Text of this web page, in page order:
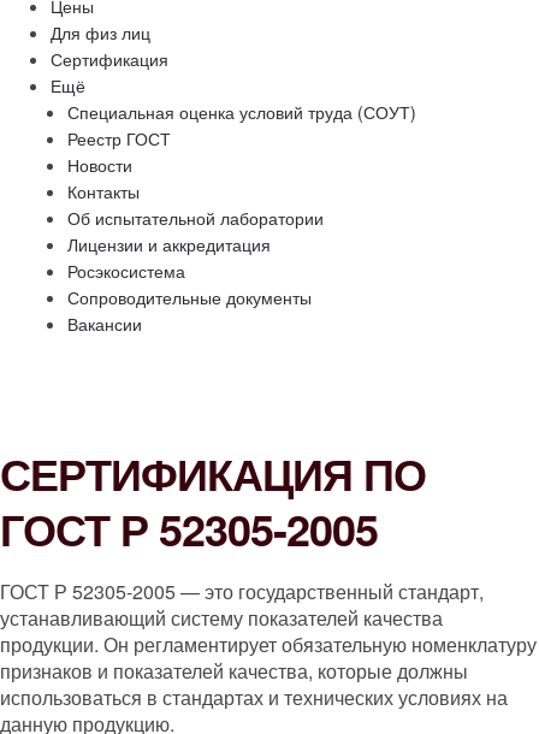
Цены
Для физ лиц
Сертификация
Ещё
Специальная оценка условий труда (СОУТ)
Реестр ГОСТ
Новости
Контакты
Об испытательной лаборатории
Лицензии и аккредитация
Росэкосистема
Сопроводительные документы
Вакансии
СЕРТИФИКАЦИЯ ПО
ГОСТ Р 52305-2005
ГОСТ Р 52305-2005 — это государственный стандарт,
устанавливающий систему показателей качества
продукции. Он регламентирует обязательную номенклатуру
признаков и показателей качества, которые должны
использоваться в стандартах и технических условиях на
данную продукцию.